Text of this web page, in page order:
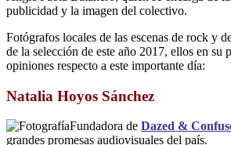
publicidad y la imagen del colectivo.
Fotógrafos locales de las escenas de rock y
de la selección de este año 2017, ellos en su
opiniones respecto a este importante día:
Natalia Hoyos Sánchez
Fundadora de Dazed &
grandes promesas audiovisuales del país.